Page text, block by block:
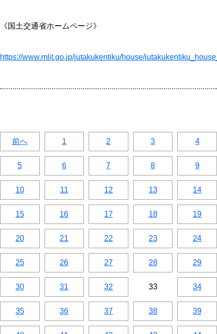
《国土交通省ホームページ》
https://www.mlit.go.jp/jutakukentiku/house/
前へ 1 2 3 4
5 6 7 8 9
10 11 12 13 14
15 16 17 18 19
20 21 22 23 24
25 26 27 28 29
30 31 32 33 34
35 36 37 38 39